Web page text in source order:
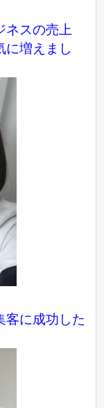
ネスの売上
に増えまし
客に成功した